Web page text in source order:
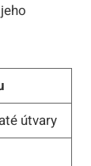
útvary